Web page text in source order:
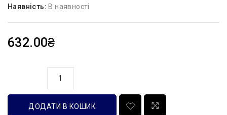
Наявність: В наявності
632.00₴
ДОДАТИ В КОШИК